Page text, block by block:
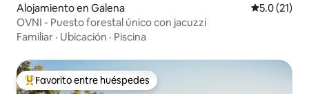
Alojamiento en Galena Calificación
5.0 (21)
OVNI - Puesto forestal único con jacuzzi
Familiar · Ubicación · Piscina
Favorito entre huéspedes preferido
Favorito entre huéspedes